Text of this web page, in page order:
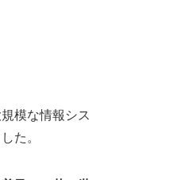
模な情報シス
た。